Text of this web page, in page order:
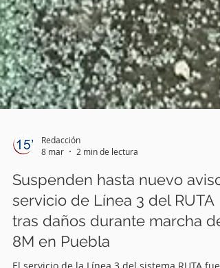
Redacción
8 mar
2 min de lectura
Suspenden hasta nuevo aviso
servicio de Línea 3 del RUTA
tras daños durante marcha del